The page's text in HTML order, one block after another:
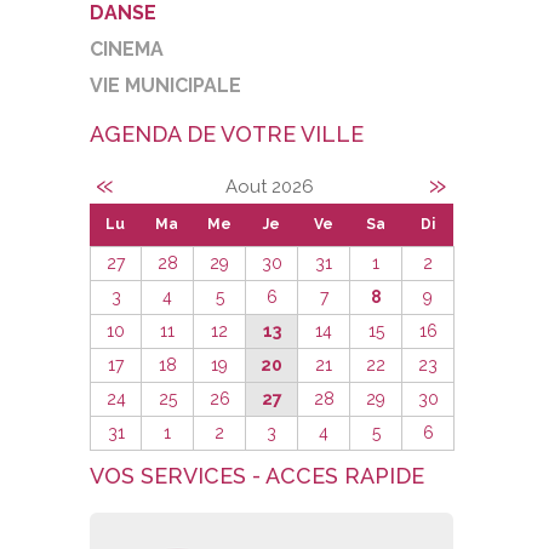
DANSE
CINEMA
VIE MUNICIPALE
AGENDA DE VOTRE VILLE
« Aout 2026 »
Lu Ma Me Je Ve Sa Di
27 28 29 30 31 1
2
3
4 5 6 7 8
9
10
11 12 13 14 15
16
17
18 19 20 21 22
23
24
25 26 27 28 29
30
31
1 2 3 4 5 6
VOS SERVICES - ACCES RAPIDE